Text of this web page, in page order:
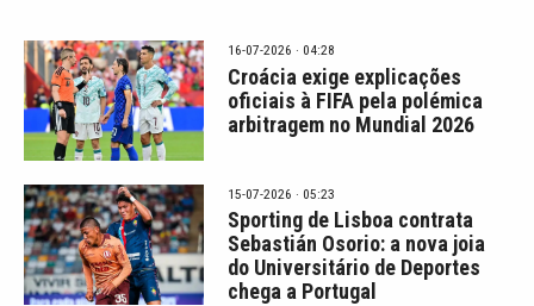
16-07-2026 · 04:28
Croácia exige explicações
oficiais à FIFA pela polémica
arbitragem no Mundial 2026
15-07-2026 · 05:23
Sporting de Lisboa contrata
Sebastián Osorio: a nova joia
do Universitário de Deportes
chega a Portugal